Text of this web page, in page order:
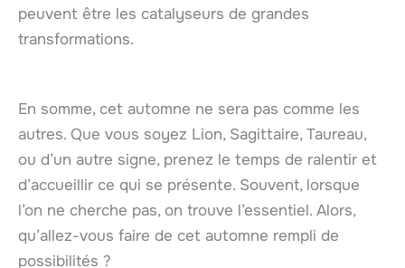
peuvent être les catalyseurs de grandes
transformations.
En somme, cet automne ne sera pas comme les
autres. Que vous soyez Lion, Sagittaire, Taureau,
ou d’un autre signe, prenez le temps de ralentir et
d’accueillir ce qui se présente. Souvent, lorsque
l’on ne cherche pas, on trouve l’essentiel. Alors,
qu’allez-vous faire de cet automne rempli de
possibilités ?